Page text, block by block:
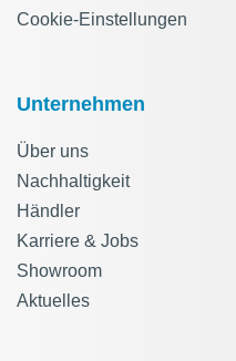
Cookie-Einstellungen
Unternehmen
Über uns
Nachhaltigkeit
Händler
Karriere & Jobs
Showroom
Aktuelles